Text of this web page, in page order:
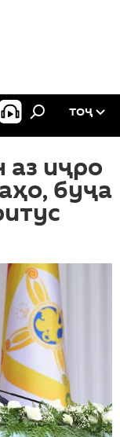
ТОҶ
аз иҷро
буҷа